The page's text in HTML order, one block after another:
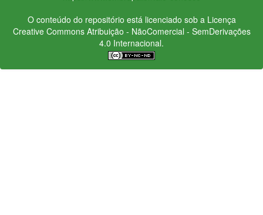
O conteúdo do repositório está licenciado sob a Licença
Creative CommonsAtribuição - NãoComercial - SemDerivações
4.0 Internacional.